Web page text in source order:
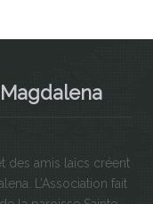
des amis laïcs créent
L’Association fait